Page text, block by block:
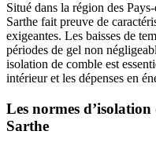
Situé dans la région des
Sarthe fait preuve de
exigeantes. Les baisses de
périodes de gel non
isolation de comble est
intérieur et les dépenses en
Les normes
Sarthe